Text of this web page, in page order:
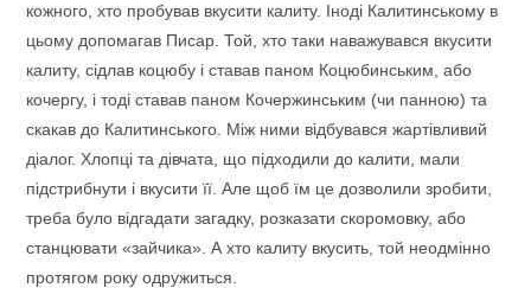
кожного, хто пробував вкусити калиту. Іноді Калитинському в
цьому допомагав Писар. Той, хто таки наважувався вкусити
калиту, сідлав коцюбу і ставав паном Коцюбинським, або
кочергу, і тоді ставав паном Кочержинським (чи панною) та
скакав до Калитинського. Між ними відбувався жартівливий
діалог. Хлопці та дівчата, що підходили до калити, мали
підстрибнути і вкусити її. Але щоб їм це дозволили зробити,
треба було відгадати загадку, розказати скоромовку, або
станцювати «зайчика». А хто калиту вкусить, той неодмінно
протягом року одружиться.